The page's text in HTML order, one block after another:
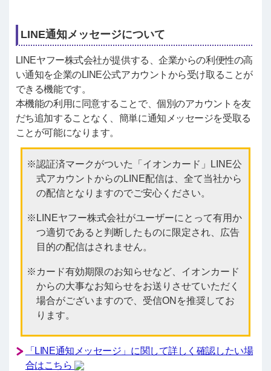
LINE通知メッセージについて
LINEヤフー株式会社が提供する、企業からの利便性の高
い通知を企業のLINE公式アカウントから受け取ることが
できる機能です。
本機能の利用に同意することで、個別のアカウントを友
だち追加することなく、簡単に通知メッセージを受取る
ことが可能になります。
認証済マークがついた「イオンカード」LINE公
式アカウントからのLINE配信は、全て当社から
の配信となりますのでご安心ください。
LINEヤフー株式会社がユーザーにとって有用か
つ適切であると判断したものに限定され、広告
目的の配信はされません。
カード有効期限のお知らせなど、イオンカード
からの大事なお知らせをお送りさせていただく
場合がございますので、受信ONを推奨してお
ります。
「LINE通知メッセージ」に関して詳しく確認したい場
合はこちら